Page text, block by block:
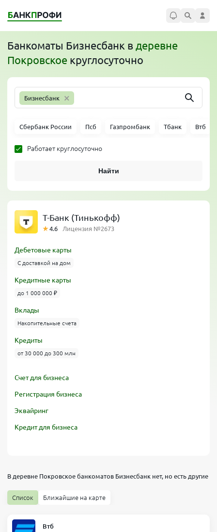
Банкоматы Бизнесбанк в деревне
Покровское круглосуточно
Бизнесбанк ×
Сбербанк России Псб Газпромбанк Тбанк Втб
Работает круглосуточно
Найти
Т-Банк (Тинькофф)
4.6 Лицензия №2673
Дебетовые карты
С доставкой на дом
Кредитные карты
до 1 000 000 ₽
Вклады
Накопительные счета
Кредиты
от 30 000 до 300 млн
Счет для бизнеса
Регистрация бизнеса
Эквайринг
Кредит для бизнеса
В деревне Покровское банкоматов Бизнесбанк нет, но есть другие
Список Ближайшие на карте
Втб